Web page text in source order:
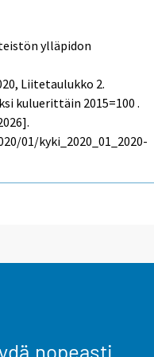
ylläpidon
Liitetaulukko 2.
kuluerittäin 2015=100 .
01/kyki_2020_01_2020-
nopeasti